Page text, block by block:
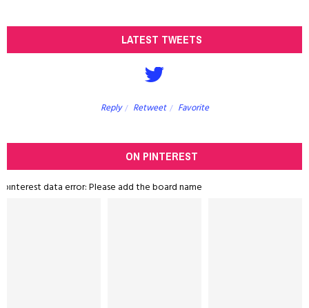
LATEST TWEETS
Reply Retweet Favorite
ON PINTEREST
pinterest data error: Please add the board name